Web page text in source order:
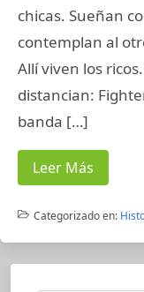
chicas. Sueñan
contemplan al
Allí viven los
distancian:
banda […]
Leer Más
Categorizado en: